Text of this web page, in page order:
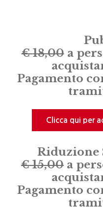
€18,00a
Pagamento
Clicca qui per
Riduzione
€15,00 a
Pagamento